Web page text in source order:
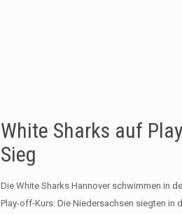
White Sharks auf
Sieg
Die White Sharks Hannover schwimmen in
Play-off-Kurs: Die Niedersachsen siegten in